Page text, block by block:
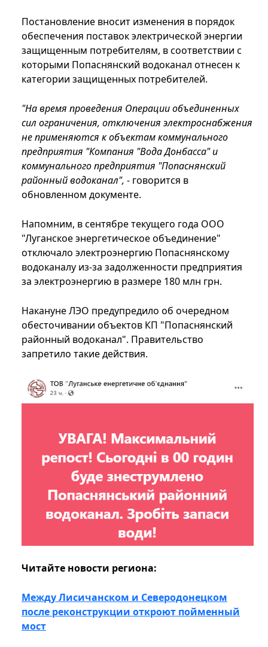
Постановление вносит изменения в порядок
обеспечения поставок электрической энергии
защищенным потребителям, в соответствии с
которыми Попаснянский водоканал отнесен к
категории защищенных потребителей.
"На время проведения Операции объединенных
сил ограничения, отключения электроснабжения
не применяются к объектам коммунального
предприятия "Компания "Вода Донбасса" и
коммунального предприятия "Попаснянский
районный водоканал", - говорится в
обновленном документе.
Напомним, в сентябре текущего года ООО
"Луганское энергетическое объединение"
отключало электроэнергию Попаснянскому
водоканалу из-за задолженности предприятия
за электроэнергию в размере 180 млн грн.
Накануне ЛЭО предупредило об очередном
обесточивании объектов КП "Попаснянский
районный водоканал". Правительство
запретило такие действия.
Читайте новости региона:
Между Лисичанском и Северодонецком
после реконструкции откроют пойменный
мост